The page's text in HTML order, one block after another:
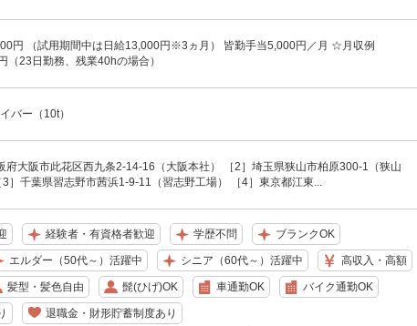
円 （試用期間中は日給13,000円※3ヵ月） 皆勤手当5,000円／月 ☆月収例
（23日勤務、残業40hの場合）
バー（10t）
府大阪市此花区西九条2-14-16（大阪本社） ［2］埼玉県狭山市柏原300-1（狭山
3］千葉県習志野市茜浜1-9-11（習志野工場） ［4］東京都江東...
経験者・有資格者歓迎 学歴不問 ブランクOK
エルダー（50代～）活躍中 シニア（60代～）活躍中 高収入・高額
髪型・髪色自由 髭(ひげ)OK 車通勤OK バイク通勤OK
退職金・財形貯蓄制度あり